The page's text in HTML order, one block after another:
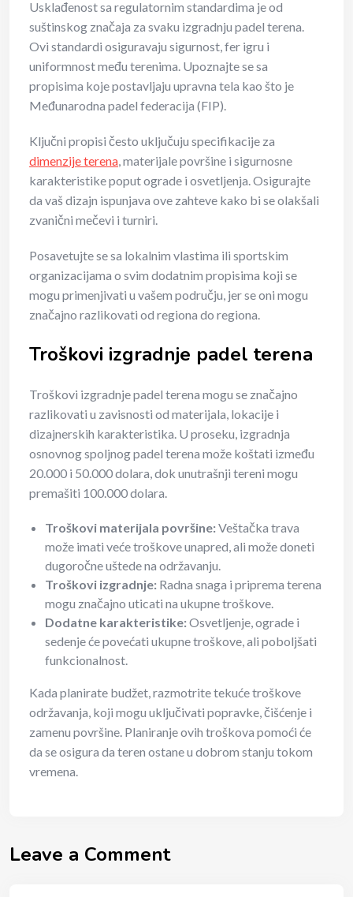
Usklađenost sa regulatornim standardima je od
suštinskog značaja za svaku izgradnju padel terena.
Ovi standardi osiguravaju sigurnost, fer igru i
uniformnost među terenima. Upoznajte se sa
propisima koje postavljaju upravna tela kao što je
Međunarodna padel federacija (FIP).
Ključni propisi često uključuju specifikacije za
dimenzije terena, materijale površine i sigurnosne
karakteristike poput ograde i osvetljenja. Osigurajte
da vaš dizajn ispunjava ove zahteve kako bi se olakšali
zvanični mečevi i turniri.
Posavetujte se sa lokalnim vlastima ili sportskim
organizacijama o svim dodatnim propisima koji se
mogu primenjivati u vašem području, jer se oni mogu
značajno razlikovati od regiona do regiona.
Troškovi izgradnje padel terena
Troškovi izgradnje padel terena mogu se značajno
razlikovati u zavisnosti od materijala, lokacije i
dizajnerskih karakteristika. U proseku, izgradnja
osnovnog spoljnog padel terena može koštati između
20.000 i 50.000 dolara, dok unutrašnji tereni mogu
premašiti 100.000 dolara.
Troškovi materijala površine:Veštačka trava
može imati veće troškove unapred, ali može doneti
dugoročne uštede na održavanju.
Troškovi izgradnje: Radna snaga i priprema terena
mogu značajno uticati na ukupne troškove.
Dodatne karakteristike:Osvetljenje, ograde i
sedenje će povećati ukupne troškove, ali poboljšati
funkcionalnost.
Kada planirate budžet, razmotrite tekuće troškove
održavanja, koji mogu uključivati popravke, čišćenje i
zamenu površine. Planiranje ovih troškova pomoći će
da se osigura da teren ostane u dobrom stanju tokom
vremena.
Leave a Comment